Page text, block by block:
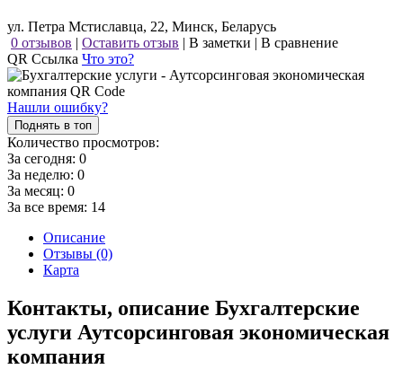
ул. Петра Мстиславца, 22, Минск, Беларусь
0 отзывов | Оставить отзыв | В заметки | В сравнение
QR Ссылка Что это?
Нашли ошибку?
Поднять в топ
Количество просмотров:
За сегодня: 0
За неделю: 0
За месяц: 0
За все время: 14
Описание
Отзывы (0)
Карта
Контакты, описание Бухгалтерские
услуги Аутсорсинговая экономическая
компания